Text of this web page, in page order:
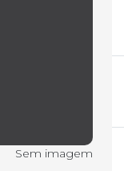
Sem imagem